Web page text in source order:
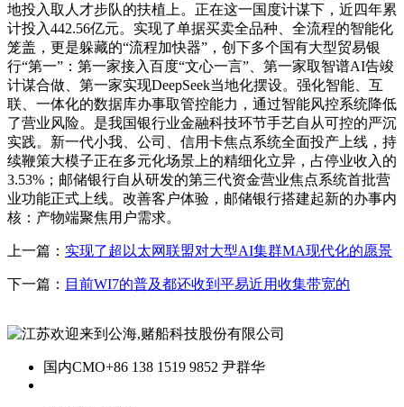
地投入取人才步队的扶植上。正在这一国度计谋下，近四年累
计投入442.56亿元。实现了单据买卖全品种、全流程的智能化
笼盖，更是躲藏的“流程加快器”，创下多个国有大型贸易银
行“第一”：第一家接入百度“文心一言”、第一家取智谱AI告竣
计谋合做、第一家实现DeepSeek当地化摆设。强化智能、互
联、一体化的数据库办事取管控能力，通过智能风控系统降低
了营业风险。是我国银行业金融科技环节手艺自从可控的严沉
实践。新一代小我、公司、信用卡焦点系统全面投产上线，持
续鞭策大模子正在多元化场景上的精细化立异，占停业收入的
3.53%；邮储银行自从研发的第三代资金营业焦点系统首批营
业功能正式上线。改善客户体验，邮储银行搭建起新的办事内
核：产物端聚焦用户需求。
上一篇： 实现了超以太网联盟对大型AI集群MA现代化的愿景
下一篇： 目前WI7的普及都还收到平易近用收集带宽的
国内CMO+86 138 1519 9852 尹群华